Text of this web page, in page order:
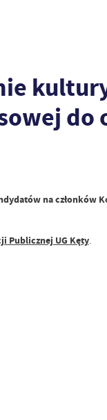
na
Publicznej UG Kęty.